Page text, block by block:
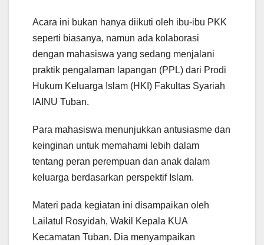
Acara ini bukan hanya diikuti oleh ibu-ibu PKK
seperti biasanya, namun ada kolaborasi
dengan mahasiswa yang sedang menjalani
praktik pengalaman lapangan (PPL) dari Prodi
Hukum Keluarga Islam (HKI) Fakultas Syariah
IAINU Tuban.
Para mahasiswa menunjukkan antusiasme dan
keinginan untuk memahami lebih dalam
tentang peran perempuan dan anak dalam
keluarga berdasarkan perspektif Islam.
Materi pada kegiatan ini disampaikan oleh
Lailatul Rosyidah, Wakil Kepala KUA
Kecamatan Tuban. Dia menyampaikan